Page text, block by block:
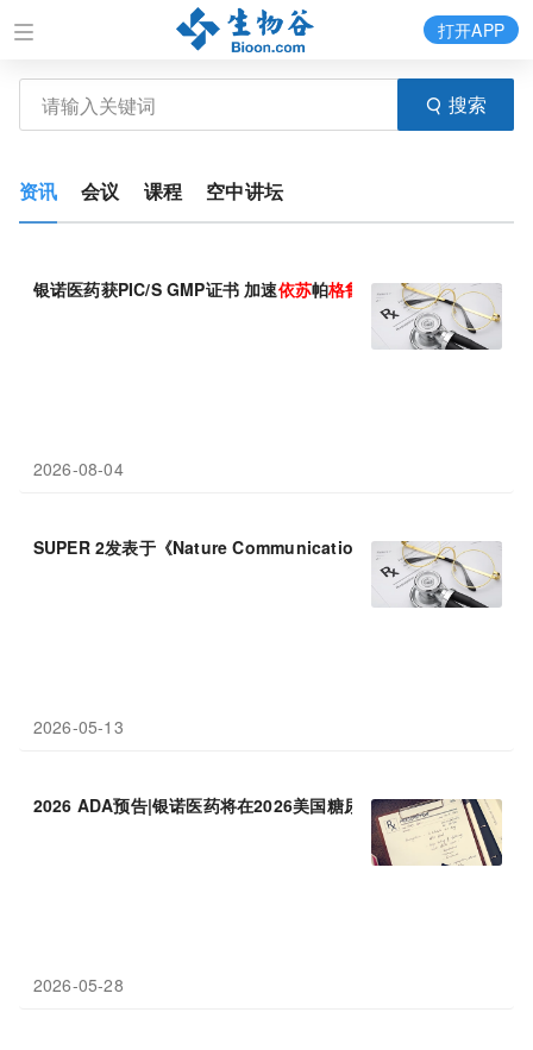
搜索
打开APP
资讯 会议 课程 空中讲坛
银诺医药获PIC/S GMP证书 加速依苏帕格鲁 肽α全球化出海进程
2026-08-04
SUPER 2发表于《Nature Communications》：依苏帕格鲁肽
2026-05-13
2026 ADA预告|银诺医药将在2026美国糖尿病协会科学会议上展示
2026-05-28